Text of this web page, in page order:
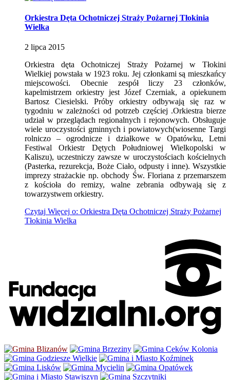
Orkiestra Dęta Ochotniczej Straży Pożarnej Tłokinia
Wielka
2 lipca 2015
Orkiestra dęta Ochotniczej Straży Pożarnej w Tłokini
Wielkiej powstała w 1923 roku. Jej członkami są mieszkańcy
miejscowości. Obecnie zespół liczy 23 członków,
kapelmistrzem orkiestry jest Józef Czerniak, a opiekunem
Bartosz Ciesielski. Próby orkiestry odbywają się raz w
tygodniu w zależności od potrzeb częściej .Orkiestra bierze
udział w przeglądach regionalnych i rejonowych. Obsługuje
wiele uroczystości gminnych i powiatowych(wiosenne Targi
rolniczo – ogrodnicze i działkowe w Opatówku, Letni
Festiwal Orkiestr Dętych Południowej Wielkopolski w
Kaliszu), uczestniczy zawsze w uroczystościach kościelnych
(Pasterka, rezurekcja, Boże Ciało, odpusty i inne). Wszystkie
imprezy strażackie np. obchody Św. Floriana z przemarszem
z kościoła do remizy, walne zebrania odbywają się z
towarzystwem orkiestry.
Czytaj Więcej o: Orkiestra Dęta Ochotniczej Straży Pożarnej
Tłokinia Wielka